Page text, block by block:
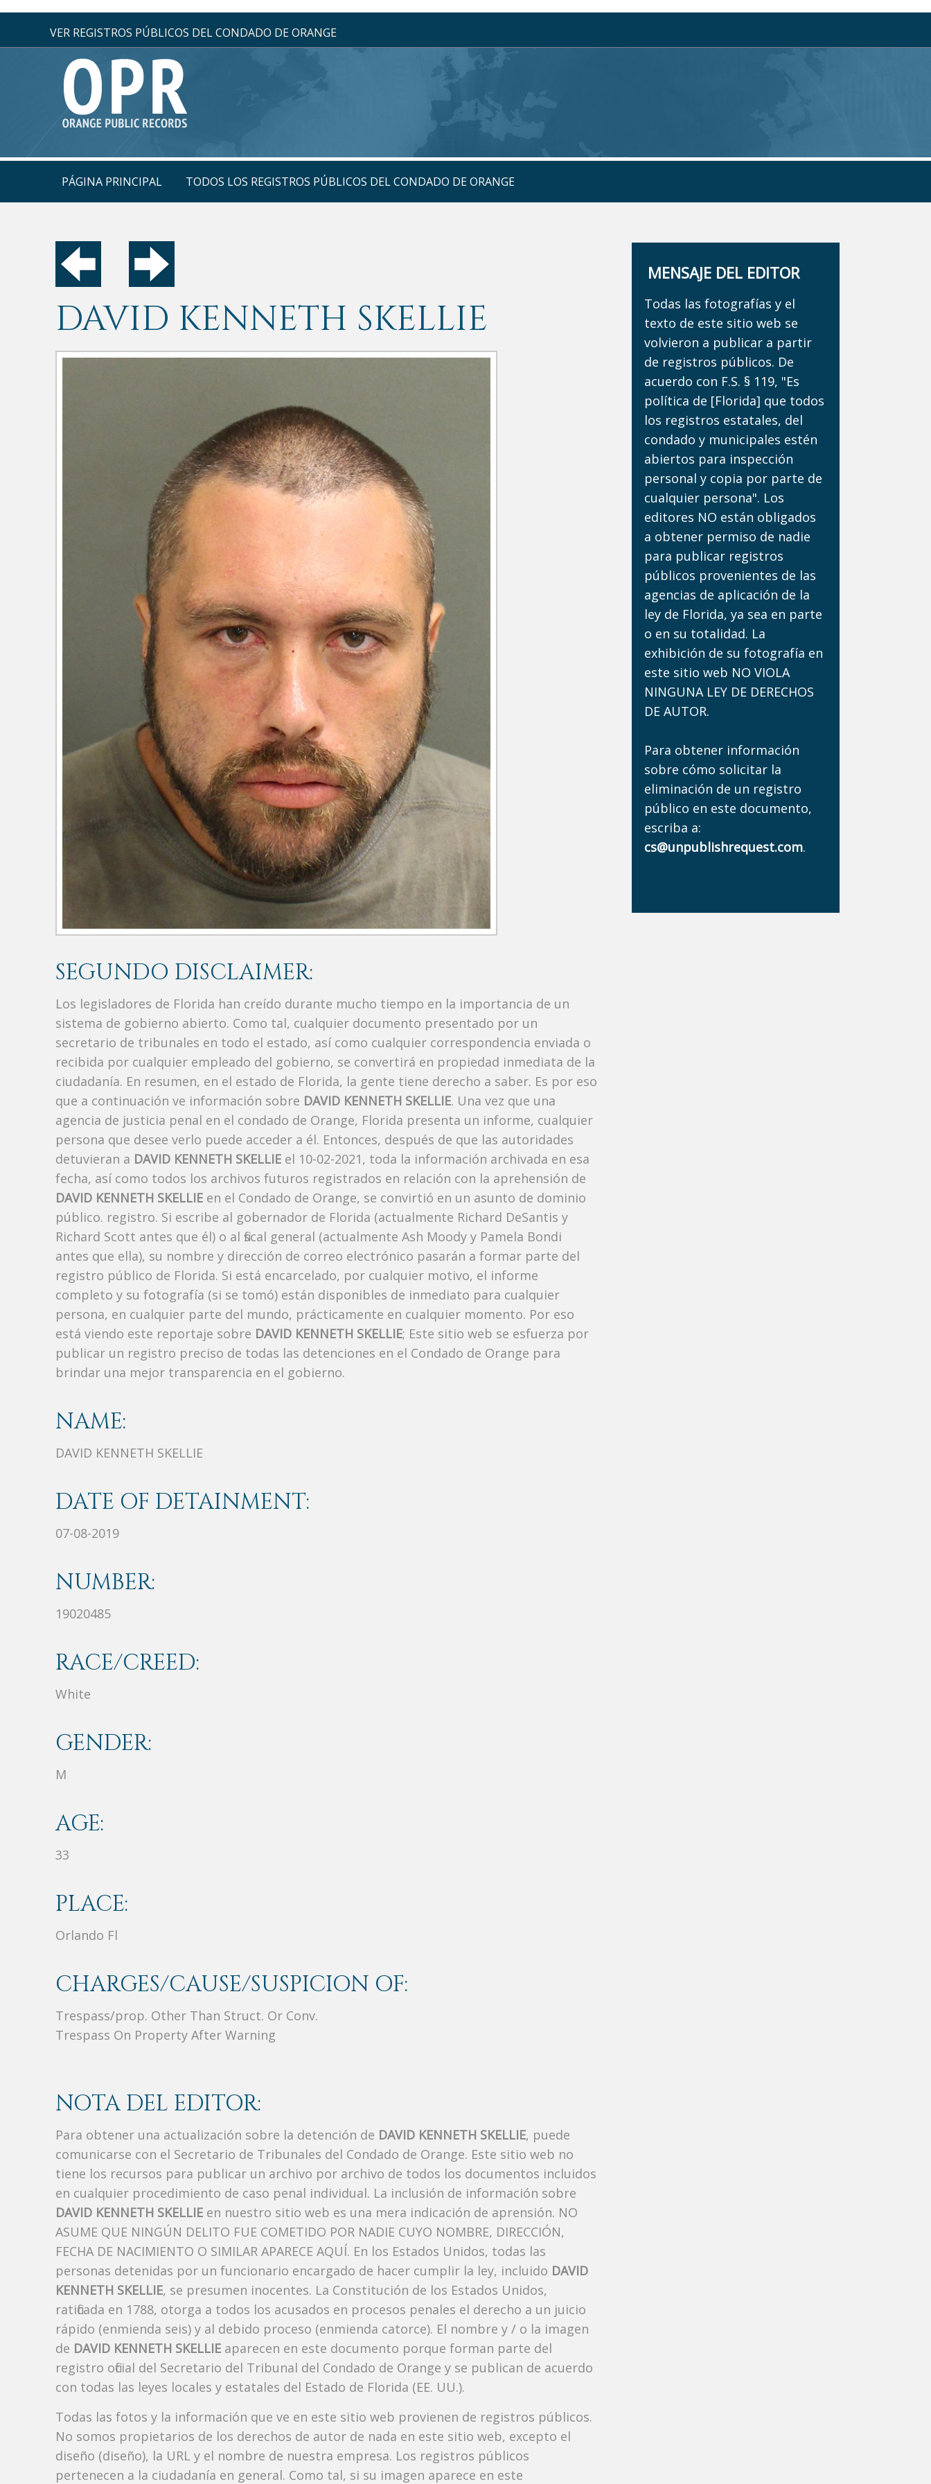
VER REGISTROS PÚBLICOS DEL CONDADO DE ORANGE
PÁGINA PRINCIPAL TODOS LOS REGISTROS PÚBLICOS DEL CONDADO DE ORANGE
DAVID KENNETH SKELLIE
SEGUNDO DISCLAIMER:
Los legisladores de Florida han creído durante mucho tiempo en la importancia de un
sistema de gobierno abierto. Como tal, cualquier documento presentado por un
secretario de tribunales en todo el estado, así como cualquier correspondencia enviada o
recibida por cualquier empleado del gobierno, se convertirá en propiedad inmediata de la
ciudadanía. En resumen, en el estado de Florida, la gente tiene derecho a saber. Es por eso
que a continuación ve información sobre DAVID KENNETH SKELLIE. Una vez que una
agencia de justicia penal en el condado de Orange, Florida presenta un informe, cualquier
persona que desee verlo puede acceder a él. Entonces, después de que las autoridades
detuvieran a DAVID KENNETH SKELLIE el 10-02-2021, toda la información archivada en esa
fecha, así como todos los archivos futuros registrados en relación con la aprehensión de
DAVID KENNETH SKELLIE en el Condado de Orange, se convirtió en un asunto de dominio
público. registro. Si escribe al gobernador de Florida (actualmente Richard DeSantis y
Richard Scott antes que él) o al fiscal general (actualmente Ash Moody y Pamela Bondi
antes que ella), su nombre y dirección de correo electrónico pasarán a formar parte del
registro público de Florida. Si está encarcelado, por cualquier motivo, el informe
completo y su fotografía (si se tomó) están disponibles de inmediato para cualquier
persona, en cualquier parte del mundo, prácticamente en cualquier momento. Por eso
está viendo este reportaje sobre DAVID KENNETH SKELLIE; Este sitio web se esfuerza por
publicar un registro preciso de todas las detenciones en el Condado de Orange para
brindar una mejor transparencia en el gobierno.
NAME:
DAVID KENNETH SKELLIE
DATE OF DETAINMENT:
07-08-2019
NUMBER:
19020485
RACE/CREED:
White
GENDER:
M
AGE:
33
PLACE:
Orlando Fl
CHARGES/CAUSE/SUSPICION OF:
Trespass/prop. Other Than Struct. Or Conv.
Trespass On Property After Warning
NOTA DEL EDITOR:
Para obtener una actualización sobre la detención de DAVID KENNETH SKELLIE, puede
comunicarse con el Secretario de Tribunales del Condado de Orange. Este sitio web no
tiene los recursos para publicar un archivo por archivo de todos los documentos incluidos
en cualquier procedimiento de caso penal individual. La inclusión de información sobre
DAVID KENNETH SKELLIE en nuestro sitio web es una mera indicación de aprensión. NO
ASUME QUE NINGÚN DELITO FUE COMETIDO POR NADIE CUYO NOMBRE, DIRECCIÓN,
FECHA DE NACIMIENTO O SIMILAR APARECE AQUÍ. En los Estados Unidos, todas las
personas detenidas por un funcionario encargado de hacer cumplir la ley, incluido DAVID
KENNETH SKELLIE, se presumen inocentes. La Constitución de los Estados Unidos,
ratificada en 1788, otorga a todos los acusados ​​en procesos penales el derecho a un juicio
rápido (enmienda seis) y al debido proceso (enmienda catorce). El nombre y / o la imagen
de DAVID KENNETH SKELLIE aparecen en este documento porque forman parte del
registro oficial del Secretario del Tribunal del Condado de Orange y se publican de acuerdo
con todas las leyes locales y estatales del Estado de Florida (EE. UU.).
Todas las fotos y la información que ve en este sitio web provienen de registros públicos.
No somos propietarios de los derechos de autor de nada en este sitio web, excepto el
diseño (diseño), la URL y el nombre de nuestra empresa. Los registros públicos
pertenecen a la ciudadanía en general. Como tal, si su imagen aparece en este
MENSAJE DEL EDITOR
Todas las fotografías y el
texto de este sitio web se
volvieron a publicar a partir
de registros públicos. De
acuerdo con F.S. § 119, "Es
política de [Florida] que todos
los registros estatales, del
condado y municipales estén
abiertos para inspección
personal y copia por parte de
cualquier persona". Los
editores NO están obligados
a obtener permiso de nadie
para publicar registros
públicos provenientes de las
agencias de aplicación de la
ley de Florida, ya sea en parte
o en su totalidad. La
exhibición de su fotografía en
este sitio web NO VIOLA
NINGUNA LEY DE DERECHOS
DE AUTOR.
Para obtener información
sobre cómo solicitar la
eliminación de un registro
público en este documento,
escriba a:
cs@unpublishrequest.com.